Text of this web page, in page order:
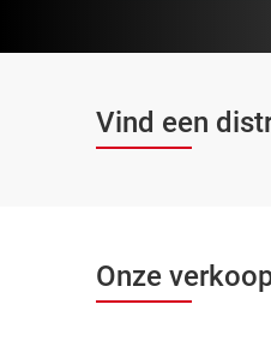
Vind een
Onze